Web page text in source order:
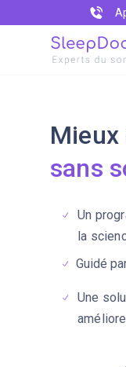
Mieux
sans
Un
la
Une
Guidé